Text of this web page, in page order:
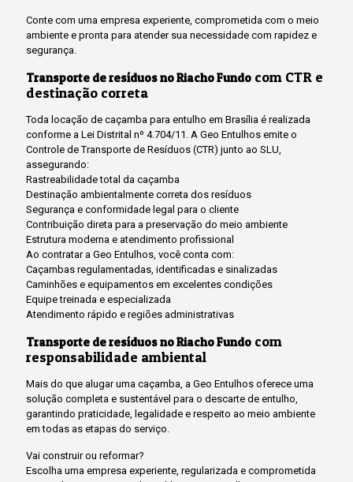
Conte com uma empresa experiente, comprometida com o meio
ambiente e pronta para atender sua necessidade com rapidez e
segurança.
Transporte de resíduos no Riacho Fundo com CTR e
destinação correta
Toda locação de caçamba para entulho em Brasília é realizada
conforme a Lei Distrital nº 4.704/11. A Geo Entulhos emite o
Controle de Transporte de Resíduos (CTR) junto ao SLU,
assegurando:
Rastreabilidade total da caçamba
Destinação ambientalmente correta dos resíduos
Segurança e conformidade legal para o cliente
Contribuição direta para a preservação do meio ambiente
Estrutura moderna e atendimento profissional
Ao contratar a Geo Entulhos, você conta com:
Caçambas regulamentadas, identificadas e sinalizadas
Caminhões e equipamentos em excelentes condições
Equipe treinada e especializada
Atendimento rápido e regiões administrativas
Transporte de resíduos no Riacho Fundo com
responsabilidade ambiental
Mais do que alugar uma caçamba, a Geo Entulhos oferece uma
solução completa e sustentável para o descarte de entulho,
garantindo praticidade, legalidade e respeito ao meio ambiente
em todas as etapas do serviço.
Vai construir ou reformar?
Escolha uma empresa experiente, regularizada e comprometida